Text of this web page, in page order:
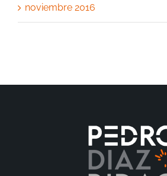
noviembre 2016